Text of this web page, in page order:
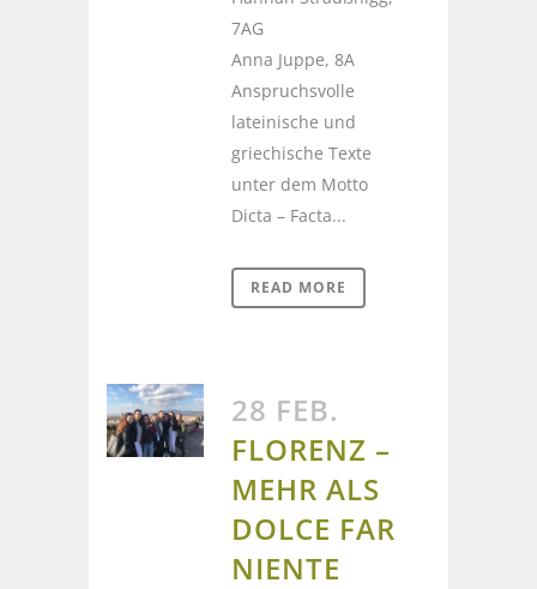
7AG
Anna Juppe, 8A
Anspruchsvolle
lateinische und
griechische Texte
unter dem Motto
Dicta – Facta...
READ MORE
28 FEB.
FLORENZ –
MEHR ALS
DOLCE FAR
NIENTE